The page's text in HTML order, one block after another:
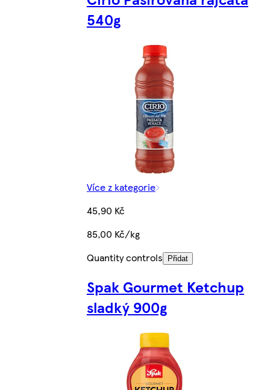
540g
Více z kategorie
45,90 Kč
85,00 Kč/kg
Quantity controls
Přidat
Spak Gourmet Ketchup
sladký 900g